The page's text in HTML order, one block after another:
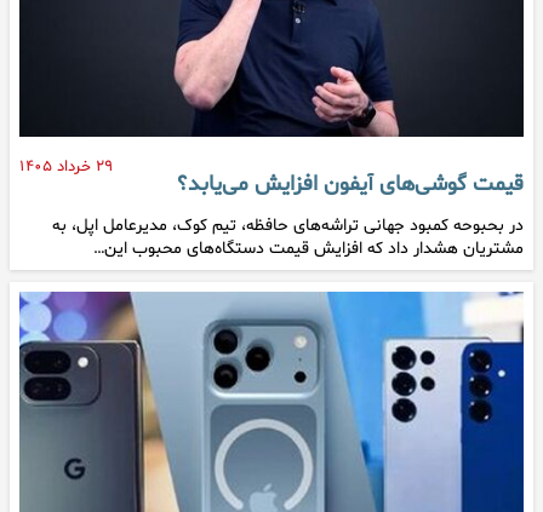
۲۹ خرداد ۱۴۰۵
قیمت گوشی‌های آیفون افزایش می‌یابد؟
در بحبوحه کمبود جهانی تراشه‌های حافظه، تیم کوک، مدیرعامل اپل، به
مشتریان هشدار داد که افزایش قیمت دستگاه‌های محبوب این…